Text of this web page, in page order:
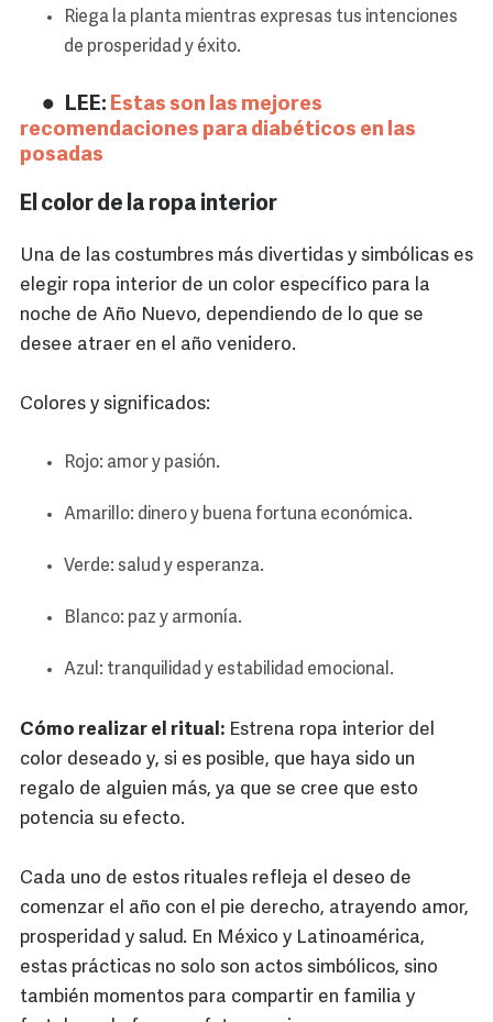
Riega la planta mientras expresas tus intenciones
de prosperidad y éxito.
LEE: Estas son las mejores
recomendaciones para diabéticos en las
posadas
El color de la ropa interior
Una de las costumbres más divertidas y simbólicas es
elegir ropa interior de un color específico para la
noche de Año Nuevo, dependiendo de lo que se
desee atraer en el año venidero.
Colores y significados:
Rojo: amor y pasión.
Amarillo: dinero y buena fortuna económica.
Verde: salud y esperanza.
Blanco: paz y armonía.
Azul: tranquilidad y estabilidad emocional.
Cómo realizar el ritual: Estrena ropa interior del
color deseado y, si es posible, que haya sido un
regalo de alguien más, ya que se cree que esto
potencia su efecto.
Cada uno de estos rituales refleja el deseo de
comenzar el año con el pie derecho, atrayendo amor,
prosperidad y salud. En México y Latinoamérica,
estas prácticas no solo son actos simbólicos, sino
también momentos para compartir en familia y